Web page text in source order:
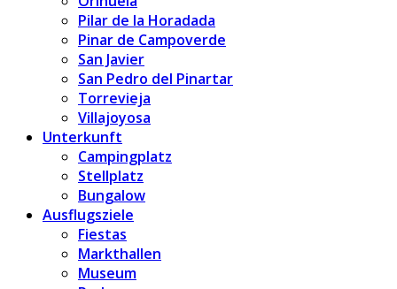
Pilar de la Horadada
Pinar de Campoverde
San Javier
San Pedro del Pinartar
Torrevieja
Villajoyosa
Unterkunft
Campingplatz
Stellplatz
Bungalow
Ausflugsziele
Fiestas
Markthallen
Museum